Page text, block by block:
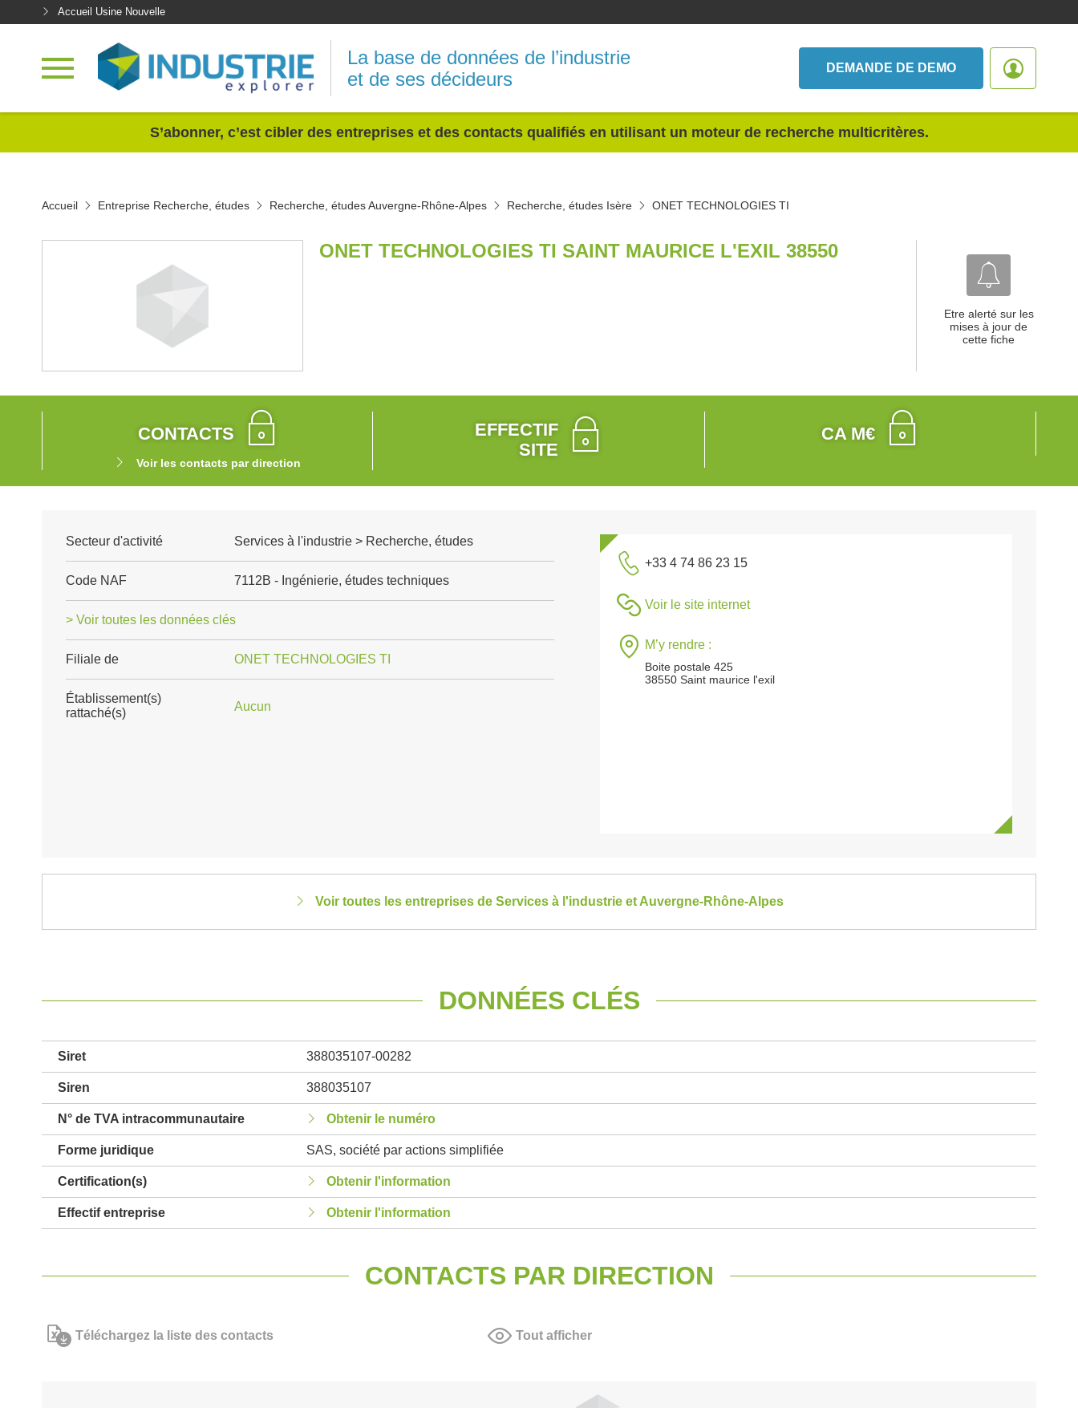
Accueil Usine Nouvelle
La base de données de l’industrie
et de ses décideurs
DEMANDE DE DEMO
S’abonner, c’est cibler des entreprises et des contacts qualifiés en utilisant un moteur de recherche multicritères.
Accueil Entreprise Recherche, études Recherche, études Auvergne-Rhône-Alpes Recherche, études Isère ONET TECHNOLOGIES TI
ONET TECHNOLOGIES TI SAINT MAURICE L'EXIL 38550
Etre alerté sur les
mises à jour de
cette fiche
CONTACTS
Voir les contacts par direction
EFFECTIF
SITE
CA M€
Secteur d'activité Services à l'industrie > Recherche, études
Code NAF 7112B - Ingénierie, études techniques
> Voir toutes les données clés
Filiale de ONET TECHNOLOGIES TI
Établissement(s)
rattaché(s)
Aucun
+33 4 74 86 23 15
Voir le site internet
M’y rendre :
Boite postale 425
38550 Saint maurice l'exil
Voir toutes les entreprises de Services à l'industrie et Auvergne-Rhône-Alpes
DONNÉES CLÉS
Siret 388035107-00282
Siren 388035107
N° de TVA intracommunautaire Obtenir le numéro
Forme juridique SAS, société par actions simplifiée
Certification(s) Obtenir l'information
Effectif entreprise Obtenir l'information
CONTACTS PAR DIRECTION
Téléchargez la liste des contacts Tout afficher